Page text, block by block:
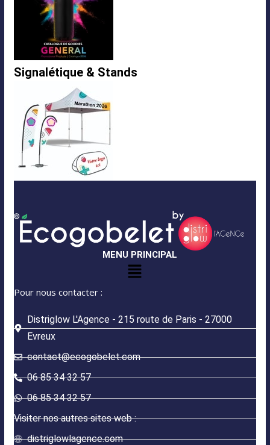
Signalétique & Stands
MENU PRINCIPAL
Pour nous contacter :
Distriglow L'Agence - 215 route de Paris - 27000
Evreux
contact@ecogobelet.com
06 85 34 32 57
06 85 34 32 57
Visiter nos autres sites web :
distriglowlagence.com